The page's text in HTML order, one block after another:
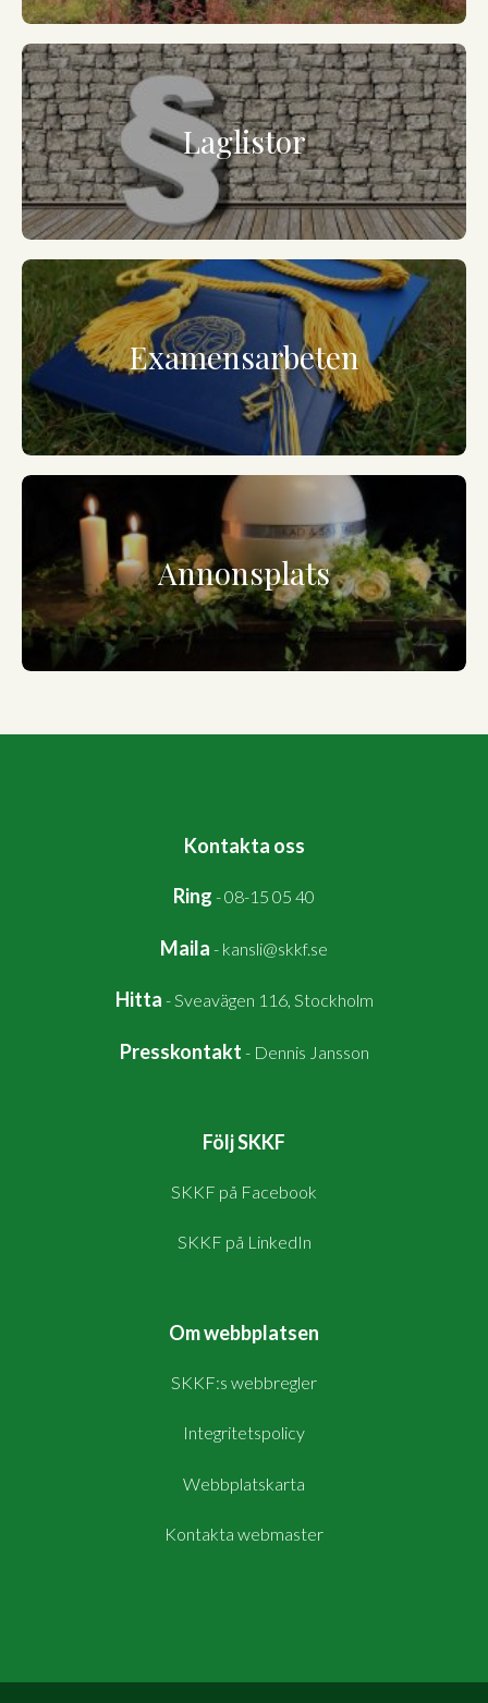
Laglistor
Examensarbeten
Annonsplats
Kontakta oss
Ring -08-15 05 40
Maila - kansli@skkf.se
Hitta -Sveavägen 116, Stockholm
Presskontakt - Dennis Jansson
Följ SKKF
SKKF på Facebook
SKKF på LinkedIn
Om webbplatsen
SKKF:s webbregler
Integritetspolicy
Webbplatskarta
Kontakta webmaster